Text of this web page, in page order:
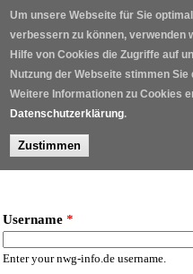
Um unsere Webseite für Sie
verbessern zu können, verwenden
Hilfe von Cookies die Zugriffe auf
Nutzung der Webseite stimmen
Weitere Informationen zu Cookies
Datenschutzerklärung.
Zustimmen
Skip to main content
Home /User account
Username *
Enter your nwg-info.de username.